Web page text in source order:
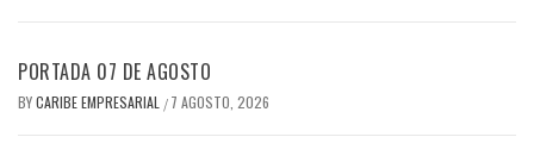
PORTADA 07 DE AGOSTO
BYCARIBE EMPRESARIAL / 7 AGOSTO, 2026